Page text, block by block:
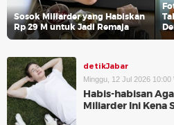
Sosok Miliarder yang Habiskan
Rp 29 M untuk Jadi Remaja
detikJabar
Minggu, 12 Jul 2026 10:00
Habis-habisan
Miliarder Ini Kena